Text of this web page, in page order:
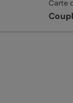
Carte